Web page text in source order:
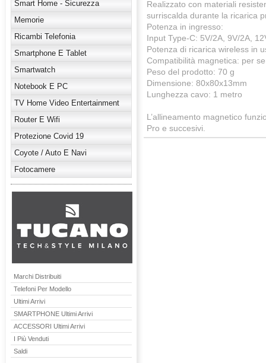
Smart Home - Sicurezza
Memorie
Ricambi Telefonia
Smartphone E Tablet
Smartwatch
Notebook E PC
TV Home Video Entertainment
Router E Wifi
Protezione Covid 19
Coyote / Auto E Navi
Fotocamere
Marchi Distribuiti
Telefoni Per Modello
Ultimi Arrivi
SMARTPHONE Ultimi Arrivi
ACCESSORI Ultimi Arrivi
I Più Venduti
Saldi
Realizzato con materiali
surriscalda durante la ricarica
Potenza in ingresso:
Input Type-C: 5V/2A, 9V/2A,
Potenza di ricarica wireless in
Compatibilità magnetica: per
Peso del prodotto: 70 g
Dimensione: 80x80x13mm
Lunghezza cavo: 1 metro
L’allineamento magnetico
Pro e succesivi.